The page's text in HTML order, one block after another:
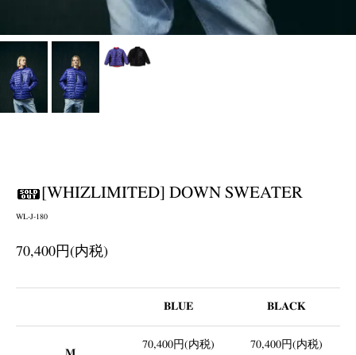
[WHIZLIMITED] DOWN SWEATER
WL-J-180
70,400円(内税)
BLUE BLACK
70,400円(内税)
70,400円(内税)